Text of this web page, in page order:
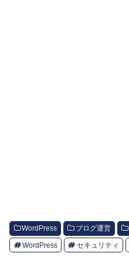
WordPress ブログ運営
WordPress セキュリティ